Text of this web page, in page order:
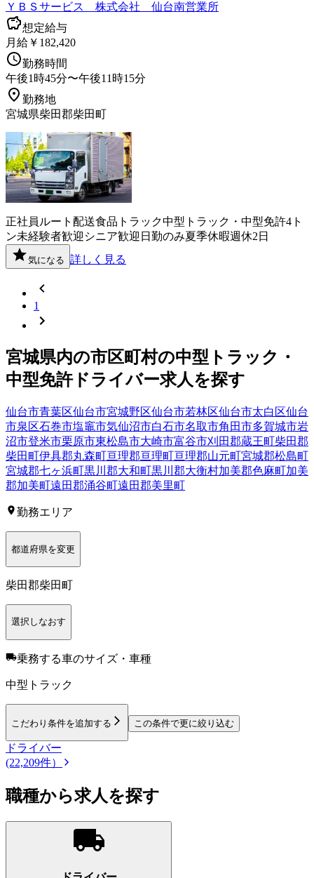
ＹＢＳサービス 株式会社 仙台南営業所
想定給与
月給￥182,420
勤務時間
午後1時45分〜午後11時15分
勤務地
宮城県柴田郡柴田町
正社員ルート配送食品 トラック中型トラック・中型免許4ト
ン未経験者歓迎 シニア歓迎 日勤のみ夏季休暇週休2日
気になる 詳しく見る
1
宮城県内の市区町村の中型トラック・
中型免許ドライバー求人を探す
仙台市青葉区仙台市宮城野区仙台市若林区仙台市太白区仙台
市泉区石巻市塩竈市気仙沼市白石市名取市角田市多賀城市岩
沼市登米市栗原市東松島市大崎市富谷市刈田郡蔵王町柴田郡
柴田町伊具郡丸森町亘理郡亘理町亘理郡山元町宮城郡松島町
宮城郡七ヶ浜町黒川郡大和町黒川郡大衡村加美郡色麻町加美
郡加美町遠田郡涌谷町遠田郡美里町
勤務エリア
都道府県を変更
柴田郡柴田町
選択しなおす
乗務する車のサイズ・車種
中型トラック
こだわり条件を追加する この条件で更に絞り込む
ドライバー
(22,209件）
職種から求人を探す